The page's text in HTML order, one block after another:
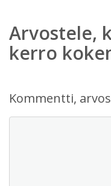
Arvostele,
kerro
Kommentti,